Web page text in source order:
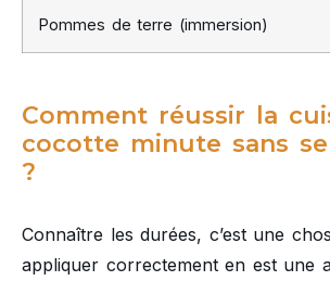
Pommes de terre (immersion)
Comment réussir la
cocotte minute sans
?
Connaître les durées, c’est une
appliquer correctement en est une